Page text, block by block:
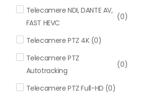
Telecamere NDI, DANTE AV,
FAST HEVC
(0)
Telecamere PTZ 4K (0)
Telecamere PTZ
Autotracking
(0)
Telecamere PTZ Full-HD (0)